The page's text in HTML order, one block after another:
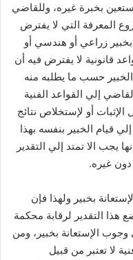
بخبرة غيره، وللقاضي
المعرفة التي لا يفترض
بخبير زراعي أو هندسي أو
قانونية لا يفترض فيه أن
الخبير حسب ما يطلبه منه
إلي القواعد الفنية
الإثبات أو لإستخلاص نتائج
قيام الخبير بنفسه بهذا
يجب الا تمتد إلي التقدير
دون غيره.
بخبير ولهذا فإن
هذا التقدير لرقابة محكمة
الإستعانة بخبير، ومن
لا تعتبر من قبيل